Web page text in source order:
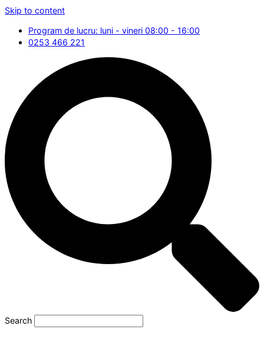
Skip to content
Program de lucru: luni - vineri 08:00 - 16:00
0253 466 221
Search